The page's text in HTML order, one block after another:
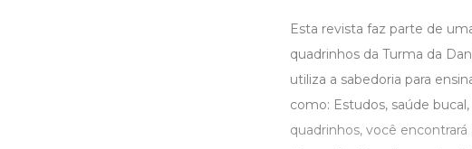
Esta revista faz parte de
quadrinhos da Turma da
utiliza a sabedoria para
como: Estudos, saúde
quadrinhos, você